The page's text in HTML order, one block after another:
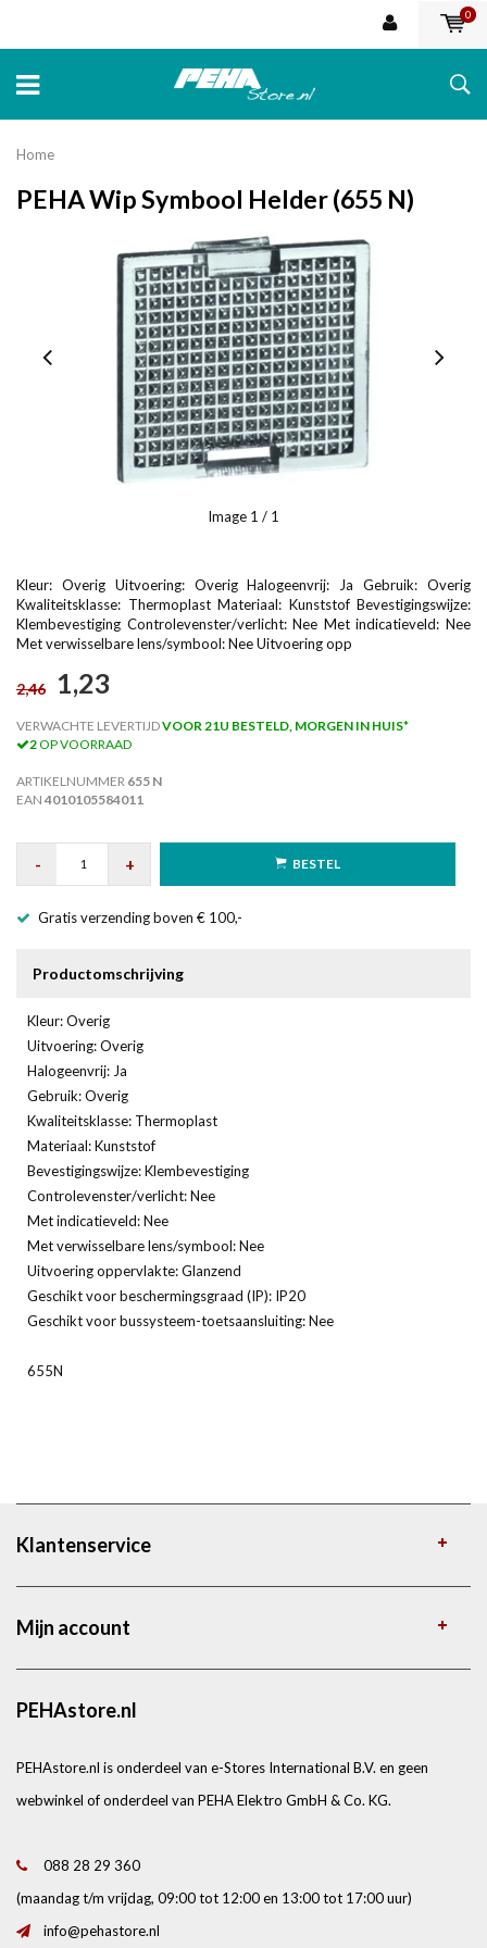
0
Home
PEHA Wip Symbool Helder (655 N)
Image 1 / 1
Kleur: Overig Uitvoering: Overig Halogeenvrij: Ja Gebruik: Overig
Kwaliteitsklasse: Thermoplast Materiaal: Kunststof Bevestigingswijze:
Klembevestiging Controlevenster/verlicht: Nee Met indicatieveld: Nee
Met verwisselbare lens/symbool: Nee Uitvoering opp
2,46 1,23
VERWACHTE LEVERTIJDVOOR 21U BESTELD, MORGEN IN HUIS*
2OP VOORRAAD
ARTIKELNUMMER 655 N
EAN 4010105584011
- + BESTEL
Gratis verzending boven € 100,-
Productomschrijving
Kleur: Overig
Uitvoering: Overig
Halogeenvrij: Ja
Gebruik: Overig
Kwaliteitsklasse: Thermoplast
Materiaal: Kunststof
Bevestigingswijze: Klembevestiging
Controlevenster/verlicht: Nee
Met indicatieveld: Nee
Met verwisselbare lens/symbool: Nee
Uitvoering oppervlakte: Glanzend
Geschikt voor beschermingsgraad (IP): IP20
Geschikt voor bussysteem-toetsaansluiting: Nee
655N
Klantenservice
Mijn account
PEHAstore.nl
PEHAstore.nl is onderdeel van e-Stores International B.V. en geen
webwinkel of onderdeel van PEHA Elektro GmbH & Co. KG.
088 28 29 360
(maandag t/m vrijdag, 09:00 tot 12:00 en 13:00 tot 17:00 uur)
info@pehastore.nl